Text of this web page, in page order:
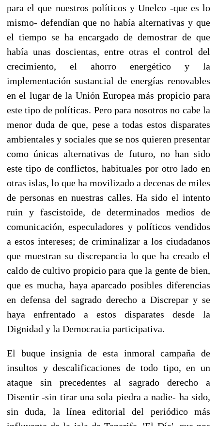
para el que nuestros políticos y Unelco -que es lo
mismo- defendían que no había alternativas y que
el tiempo se ha encargado de demostrar de que
había unas doscientas, entre otras el control del
crecimiento, el ahorro energético y la
implementación sustancial de energías renovables
en el lugar de la Unión Europea más propicio para
este tipo de políticas. Pero para nosotros no cabe la
menor duda de que, pese a todas estos disparates
ambientales y sociales que se nos quieren presentar
como únicas alternativas de futuro, no han sido
este tipo de conflictos, habituales por otro lado en
otras islas, lo que ha movilizado a decenas de miles
de personas en nuestras calles. Ha sido el intento
ruin y fascistoide, de determinados medios de
comunicación, especuladores y políticos vendidos
a estos intereses; de criminalizar a los ciudadanos
que muestran su discrepancia lo que ha creado el
caldo de cultivo propicio para que la gente de bien,
que es mucha, haya aparcado posibles diferencias
en defensa del sagrado derecho a Discrepar y se
haya enfrentado a estos disparates desde la
Dignidad y la Democracia participativa.
El buque insignia de esta inmoral campaña de
insultos y descalificaciones de todo tipo, en un
ataque sin precedentes al sagrado derecho a
Disentir -sin tirar una sola piedra a nadie- ha sido,
sin duda, la línea editorial del periódico más